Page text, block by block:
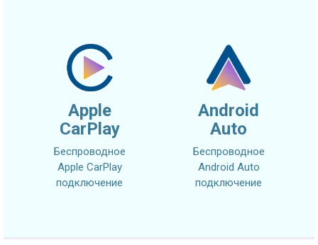
Apple
CarPlay
Беспроводное
Apple CarPlay
подключение
Android
Auto
Беспроводное
Android Auto
подключение